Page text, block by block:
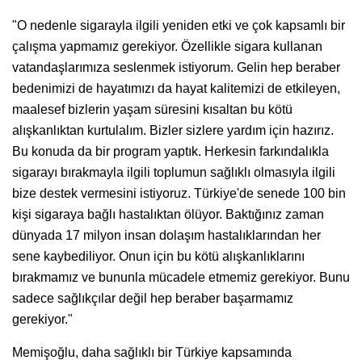
"O nedenle sigarayla ilgili yeniden etki ve çok kapsamlı bir
çalışma yapmamız gerekiyor. Özellikle sigara kullanan
vatandaşlarımıza seslenmek istiyorum. Gelin hep beraber
bedenimizi de hayatımızı da hayat kalitemizi de etkileyen,
maalesef bizlerin yaşam süresini kısaltan bu kötü
alışkanlıktan kurtulalım. Bizler sizlere yardım için hazırız.
Bu konuda da bir program yaptık. Herkesin farkındalıkla
sigarayı bırakmayla ilgili toplumun sağlıklı olmasıyla ilgili
bize destek vermesini istiyoruz. Türkiye'de senede 100 bin
kişi sigaraya bağlı hastalıktan ölüyor. Baktığınız zaman
dünyada 17 milyon insan dolaşım hastalıklarından her
sene kaybediliyor. Onun için bu kötü alışkanlıklarını
bırakmamız ve bununla mücadele etmemiz gerekiyor. Bunu
sadece sağlıkçılar değil hep beraber başarmamız
gerekiyor."
Memişoğlu, daha sağlıklı bir Türkiye kapsamında